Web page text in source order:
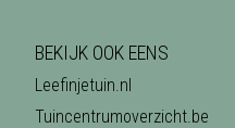
BEKIJK OOK EENS
Leefinjetuin.nl
Tuincentrumoverzicht.be